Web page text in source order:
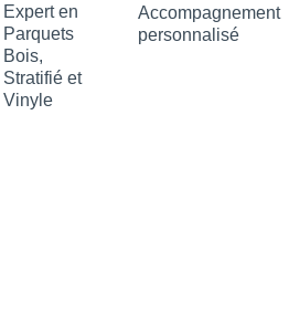
Expert en
Parquets
Bois,
Stratifié et
Vinyle
Accompagnement
personnalisé